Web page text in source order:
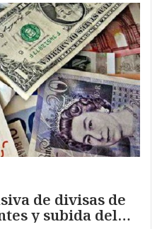
de divisas de
y subida del